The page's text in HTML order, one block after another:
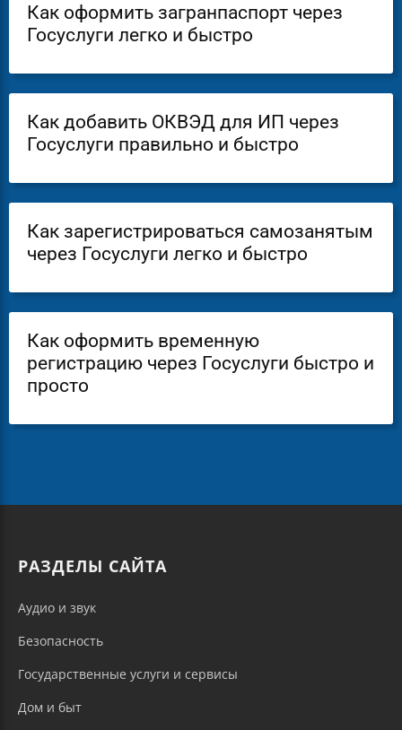
Как оформить загранпаспорт через
Госуслуги легко и быстро
Как добавить ОКВЭД для ИП через
Госуслуги правильно и быстро
Как зарегистрироваться самозанятым
через Госуслуги легко и быстро
Как оформить временную
регистрацию через Госуслуги быстро и
просто
РАЗДЕЛЫ САЙТА
Аудио и звук
Безопасность
Государственные услуги и сервисы
Дом и быт